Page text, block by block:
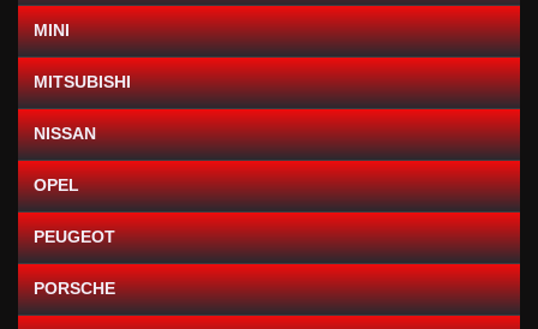
MINI
MITSUBISHI
NISSAN
OPEL
PEUGEOT
PORSCHE